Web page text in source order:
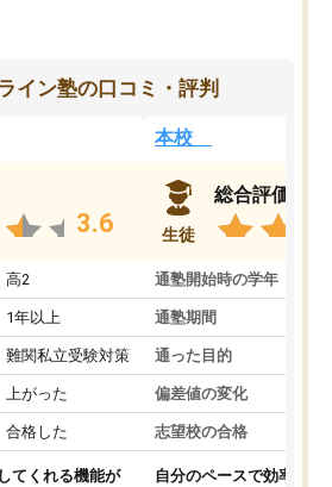
イン塾の口コミ・評判
3.6
高2
1年以上
難関私立受験対策
上がった
合格した
てくれる機能が
本校
生徒
総合評価
通塾開始時の学年
通塾期間
通った目的
偏差値の変化
志望校の合格
自分のペースで効率よく